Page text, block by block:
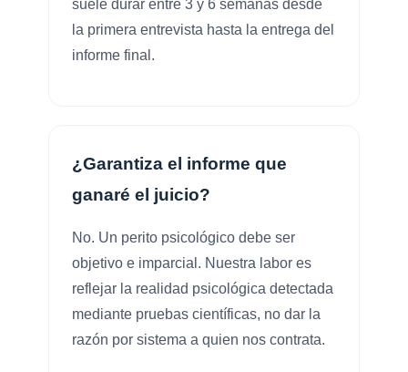
suele durar entre 3 y 6 semanas desde
la primera entrevista hasta la entrega del
informe final.
¿Garantiza el informe que
ganaré el juicio?
No. Un perito psicológico debe ser
objetivo e imparcial. Nuestra labor es
reflejar la realidad psicológica detectada
mediante pruebas científicas, no dar la
razón por sistema a quien nos contrata.